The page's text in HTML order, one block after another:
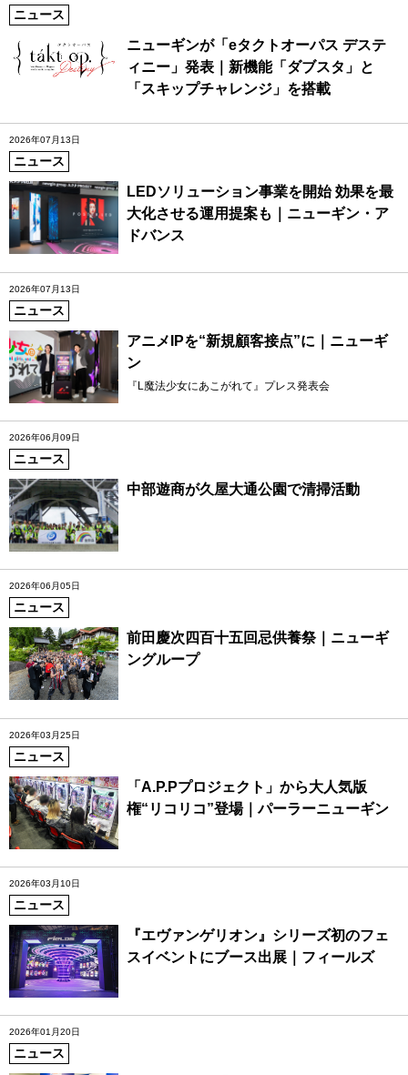
ニュース
ニューギンが「eタクトオーパス デステ
ィニー」発表｜新機能「ダブスタ」と
「スキップチャレンジ」を搭載
2026年07月13日
ニュース
LEDソリューション事業を開始 効果を最
大化させる運用提案も｜ニューギン・ア
ドバンス
2026年07月13日
ニュース
アニメIPを“新規顧客接点”に｜ニューギ
ン
『L魔法少女にあこがれて』プレス発表会
2026年06月09日
ニュース
中部遊商が久屋大通公園で清掃活動
2026年06月05日
ニュース
前田慶次四百十五回忌供養祭｜ニューギ
ングループ
2026年03月25日
ニュース
「A.P.Pプロジェクト」から大人気版
権“リコリコ”登場｜パーラーニューギン
2026年03月10日
ニュース
『エヴァンゲリオン』シリーズ初のフェ
スイベントにブース出展｜フィールズ
2026年01月20日
ニュース